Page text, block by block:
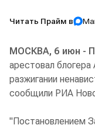
Читать Прайм в
МОСКВА, 6 июн -
арестовал
разжигании
сообщили РИА
"Постановлением